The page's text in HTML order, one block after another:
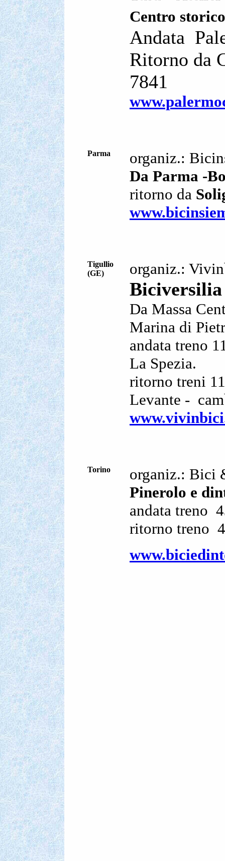
Centro storico
Andata
Ritorno da
7841
Parma
organiz.:
Da Parma -
ritorno da
Tigullio
(GE)
organiz.:
Biciversilia
Da Massa
Marina di
andata treno
La Spezia.
ritorno treni
Levante -
Torino
organiz.: Bici
Pinerolo e
andata treno
ritorno treno